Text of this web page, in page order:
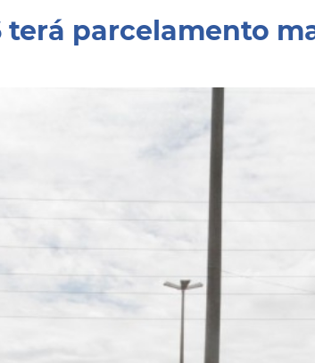
terá parcelamento